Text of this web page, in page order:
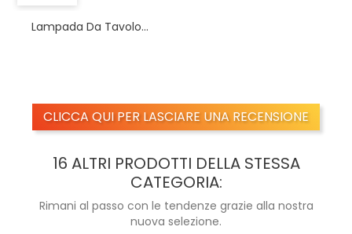
Lampada Da Tavolo...
CLICCA QUI PER LASCIARE UNA RECENSIONE
16 ALTRI PRODOTTI DELLA STESSA
CATEGORIA:
Rimani al passo con le tendenze grazie alla nostra
nuova selezione.